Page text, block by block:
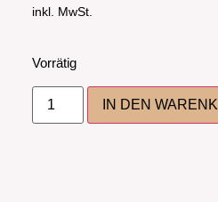
inkl. MwSt.
Vorrätig
IN DEN